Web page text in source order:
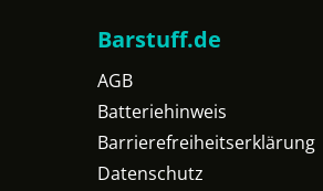
Barstuff.de
AGB
Batteriehinweis
Barrierefreiheitserklärung
Datenschutz